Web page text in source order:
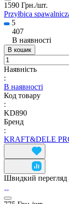
1590 Грн./шт.
Przyłbica
5
407
В наявності
В кошик
Наявність
:
В наявності
Код товару
:
KD890
Бренд
:
KRAFT&DELE
Швидкий перегляд